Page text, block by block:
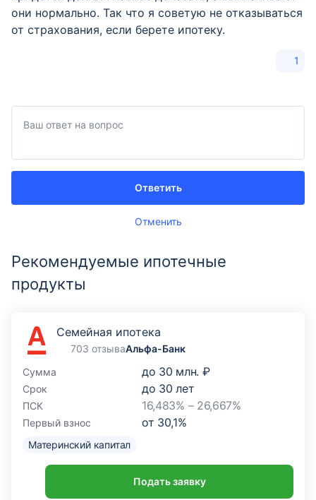
они нормально. Так что я советую не отказываться
от страхования, если берете ипотеку.
1
Отменить
Ответить
Рекомендуемые ипотечные
продукты
Семейная ипотека
703 отзываАльфа-Банк
Сумма
до 30 млн. ₽
Срок до 30 лет
ПСК 16,483% – 26,667%
Первый взнос от 30,1%
Материнский капитал
Подать заявку